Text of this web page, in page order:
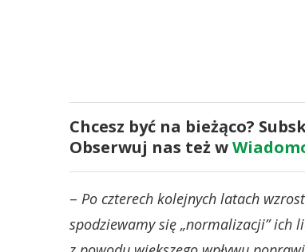
Chcesz być na bieżąco?
Obserwuj nas też w
– Po czterech kolejnych latach
spodziewamy się „normalizacji” ich